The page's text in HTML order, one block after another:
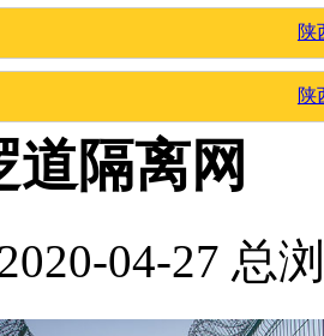
陕
陕
道隔离网
04-27 总